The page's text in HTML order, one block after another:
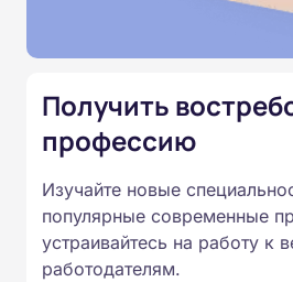
Подготовка ведется
России от 14.07.2023
соответствии с
образовательными
профессионального
Удостоверения и
Получить
профессию
Изучайте новые
популярные современные
устраивайтесь на работу к
работодателям.